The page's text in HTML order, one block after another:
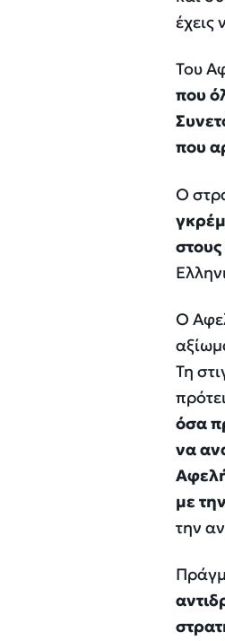
έχεις
Του
που
που
Ο
Ο
Τη
όσα
να
με
την